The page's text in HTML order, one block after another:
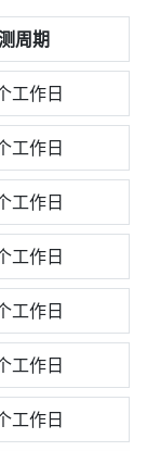
周期
工作日
工作日
工作日
工作日
工作日
工作日
工作日